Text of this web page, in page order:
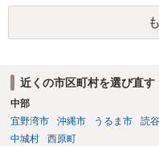
近くの市区町村を選び直す
中部
宜野湾市
沖縄市 うるま市 読
中城村
西原町